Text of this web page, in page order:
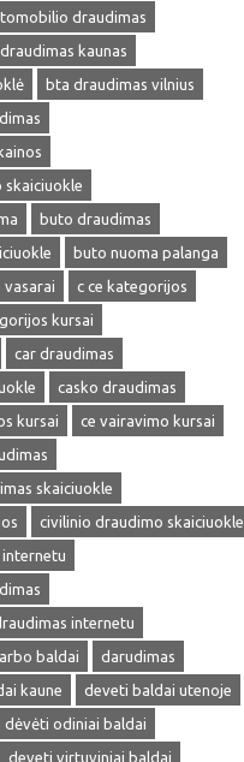
draudimas
kaunas
bta draudimas vilnius
skaiciuokle
buto draudimas
buto nuoma palanga
vasarai
c ce kategorijos
kursai
car draudimas
casko draudimas
kursai
ce vairavimo kursai
skaiciuokle
civilinio draudimo skaiciuokle
internetu
baldai
darudimas
kaune
deveti baldai utenoje
dėvėti odiniai baldai
deveti virtuviniai baldai